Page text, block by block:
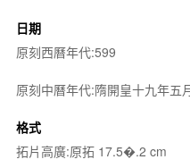
日期
原刻西曆年代:599
原刻中曆年代:隋開皇十九年五
格式
拓片高廣:原拓 17.5�.2 cm